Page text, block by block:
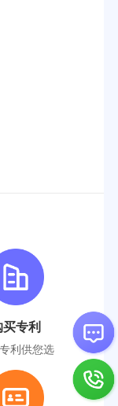
买专利
利供您选